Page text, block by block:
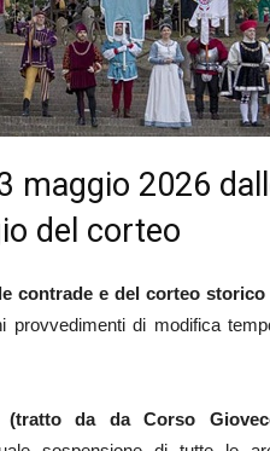
maggio 2026
del corteo
contrade e del corteo
provvedimenti di modifica
da da Corso